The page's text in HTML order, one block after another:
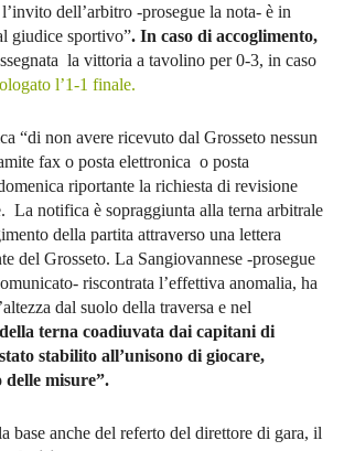
dell’arbitro -prosegue la nota- è in
giudice sportivo”. In caso di accoglimento,
la vittoria a tavolino per 0-3, in caso
l’1-1 finale.
“di non avere ricevuto dal Grosseto nessun
fax o posta elettronica o posta
riportante la richiesta di revisione
La notifica è sopraggiunta alla terna arbitrale
della partita attraverso una lettera
del Grosseto. La Sangiovannese -prosegue
riscontrata l’effettiva anomalia, ha
dal suolo della traversa e nel
terna coadiuvata dai capitani di
stabilito all’unisono di giocare,
misure”.
base anche del referto del direttore di gara, il